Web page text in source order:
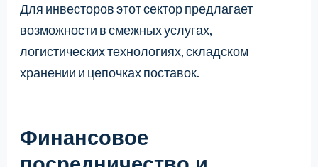
Для инвесторов этот сектор предлагает
возможности в смежных услугах,
логистических технологиях, складском
хранении и цепочках поставок.
Финансовое